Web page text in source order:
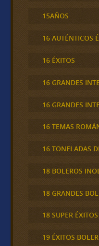
15AÑOS
16 AUTÉNTICOS
16 ÉXITOS
16 GRANDES
16 GRANDES
16 TEMAS
16 TONELADAS
18 BOLEROS
18 GRANDES
18 SUPER
19 ÉXITOS